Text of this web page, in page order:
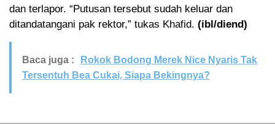
dan terlapor. “Putusan tersebut sudah keluar dan
ditandatangani pak rektor,” tukas Khafid. (ibl/diend)
Baca juga :
Rokok Bodong Merek Nice Nyaris Tak
Tersentuh Bea Cukai, Siapa Bekingnya?